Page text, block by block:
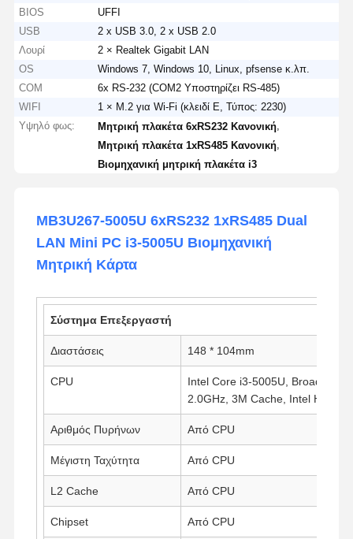
BIOS
UFFI
USB
2 x USB 3.0, 2 x USB 2.0
Λουρί
2 × Realtek Gigabit LAN
OS
Windows 7, Windows 10, Linux, pfsense κ.λπ.
COM
6x RS-232 (COM2 Υποστηρίζει RS-485)
WIFI
1 × M.2 για Wi-Fi (κλειδί E, Τύπος: 2230)
Υψηλό φως:
Μητρική πλακέτα 6xRS232 Κανονική
Μητρική πλακέτα 1xRS485 Κανονική
Βιομηχανική μητρική πλακέτα i3
MB3U267-5005U 6xRS232 1xRS485 Dual
LAN Mini PC i3-5005U Βιομηχανική
Μητρική Κάρτα
Σύστημα Επεξεργαστή
Διαστάσεις 148 * 104mm
CPU
Intel Core i3-5005U, Broadwell,
2.0GHz, 3M Cache, Intel HD
Αριθμός Πυρήνων Από CPU
Μέγιστη Ταχύτητα Από CPU
L2 Cache Από CPU
Chipset Από CPU